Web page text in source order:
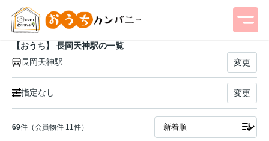
【おうち】 長岡天神駅の一覧
長岡天神駅
変更
指定なし 変更
69件（会員物件 11件）